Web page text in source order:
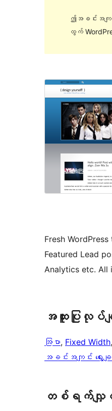
ဤအခင်းအက
ထွက်
Fresh
Featured Lead
Analytics etc. All
အ​ထူး​ပြု​လုပ်​ချ
အြပာ, Fixed Width,
အခင်းအကျင်း ရွေးချ
တစ်ရက်လျှ